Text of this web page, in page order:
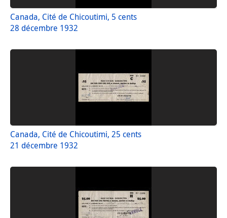
Canada, Cité de Chicoutimi, 5 cents
28 décembre 1932
Canada, Cité de Chicoutimi, 25 cents
21 décembre 1932